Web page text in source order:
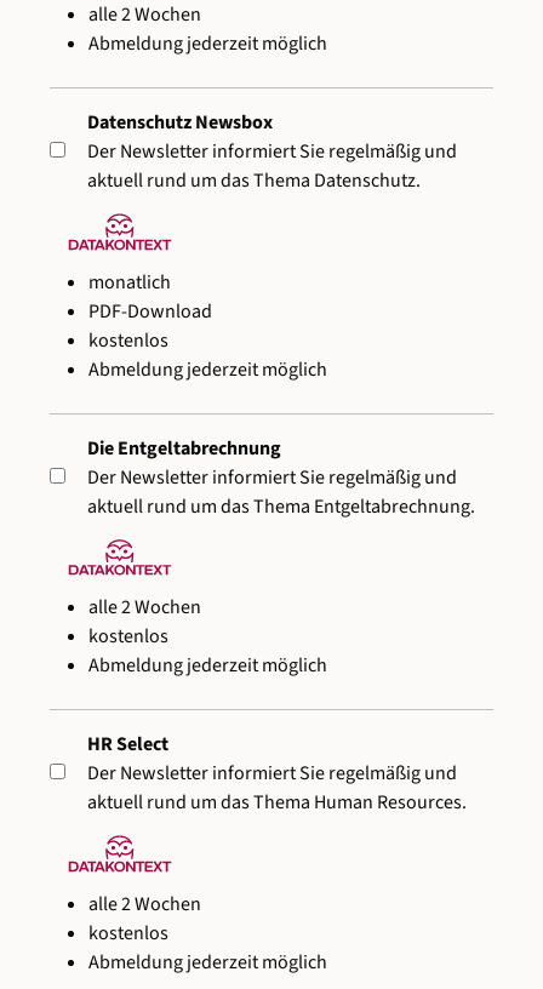
alle 2 Wochen
Abmeldung jederzeit möglich
Datenschutz Newsbox
Der Newsletter informiert Sie regelmäßig und
aktuell rund um das Thema Datenschutz.
monatlich
PDF-Download
kostenlos
Abmeldung jederzeit möglich
Die Entgeltabrechnung
Der Newsletter informiert Sie regelmäßig und
aktuell rund um das Thema Entgeltabrechnung.
alle 2 Wochen
kostenlos
Abmeldung jederzeit möglich
HR Select
Der Newsletter informiert Sie regelmäßig und
aktuell rund um das Thema Human Resources.
alle 2 Wochen
kostenlos
Abmeldung jederzeit möglich